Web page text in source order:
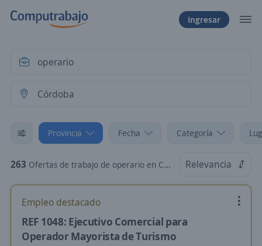
Ingresar
Provincia Fecha Categoría
263 Ofertas de trabajo de operario en Córdoba Relevancia
Empleo destacado
REF 1048: Ejecutivo Comercial para
Operador Mayorista de Turismo